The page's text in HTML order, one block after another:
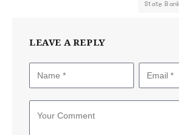
State Bank
LEAVE A REPLY